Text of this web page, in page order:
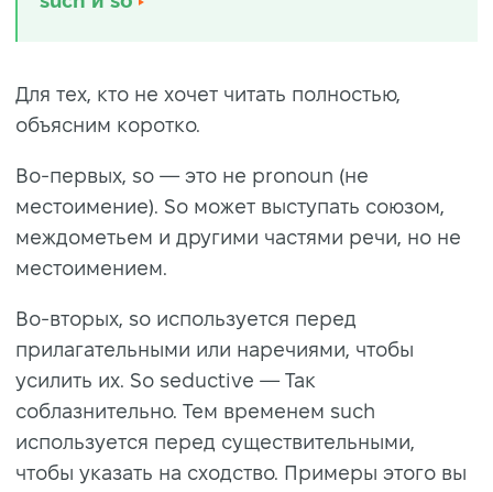
Для тех, кто не хочет читать полностью,
объясним коротко.
Во-первых, so — это не pronoun (не
местоимение). So может выступать союзом,
междометьем и другими частями речи, но не
местоимением.
Во-вторых, so используется перед
прилагательными или наречиями, чтобы
усилить их. So seductive — Так
соблазнительно. Тем временем such
используется перед существительными,
чтобы указать на сходство. Примеры этого вы